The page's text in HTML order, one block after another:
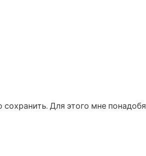
Для этого мне